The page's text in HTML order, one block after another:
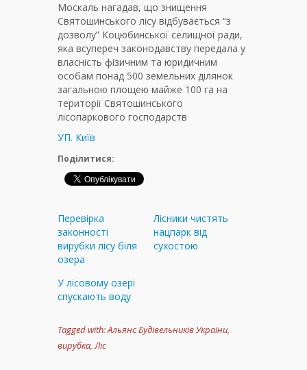
Москаль нагадав, що знищення
Святошинського лісу відбувається “з
дозволу” Коцюбинської селищної ради,
яка всупереч законодавству передала у
власність фізичним та юридичним
особам понад 500 земельних ділянок
загальною площею майже 100 га на
території Святошинського
лісопаркового господарств
УП. Київ
Поділитися:
Перевірка
законності
вирубки лісу біля
озера
Лісники чистять
нацпарк від
сухостою
У лісовому озері
спускають воду
Tagged with:Альянс Будівельників України,
вирубка,Ліс